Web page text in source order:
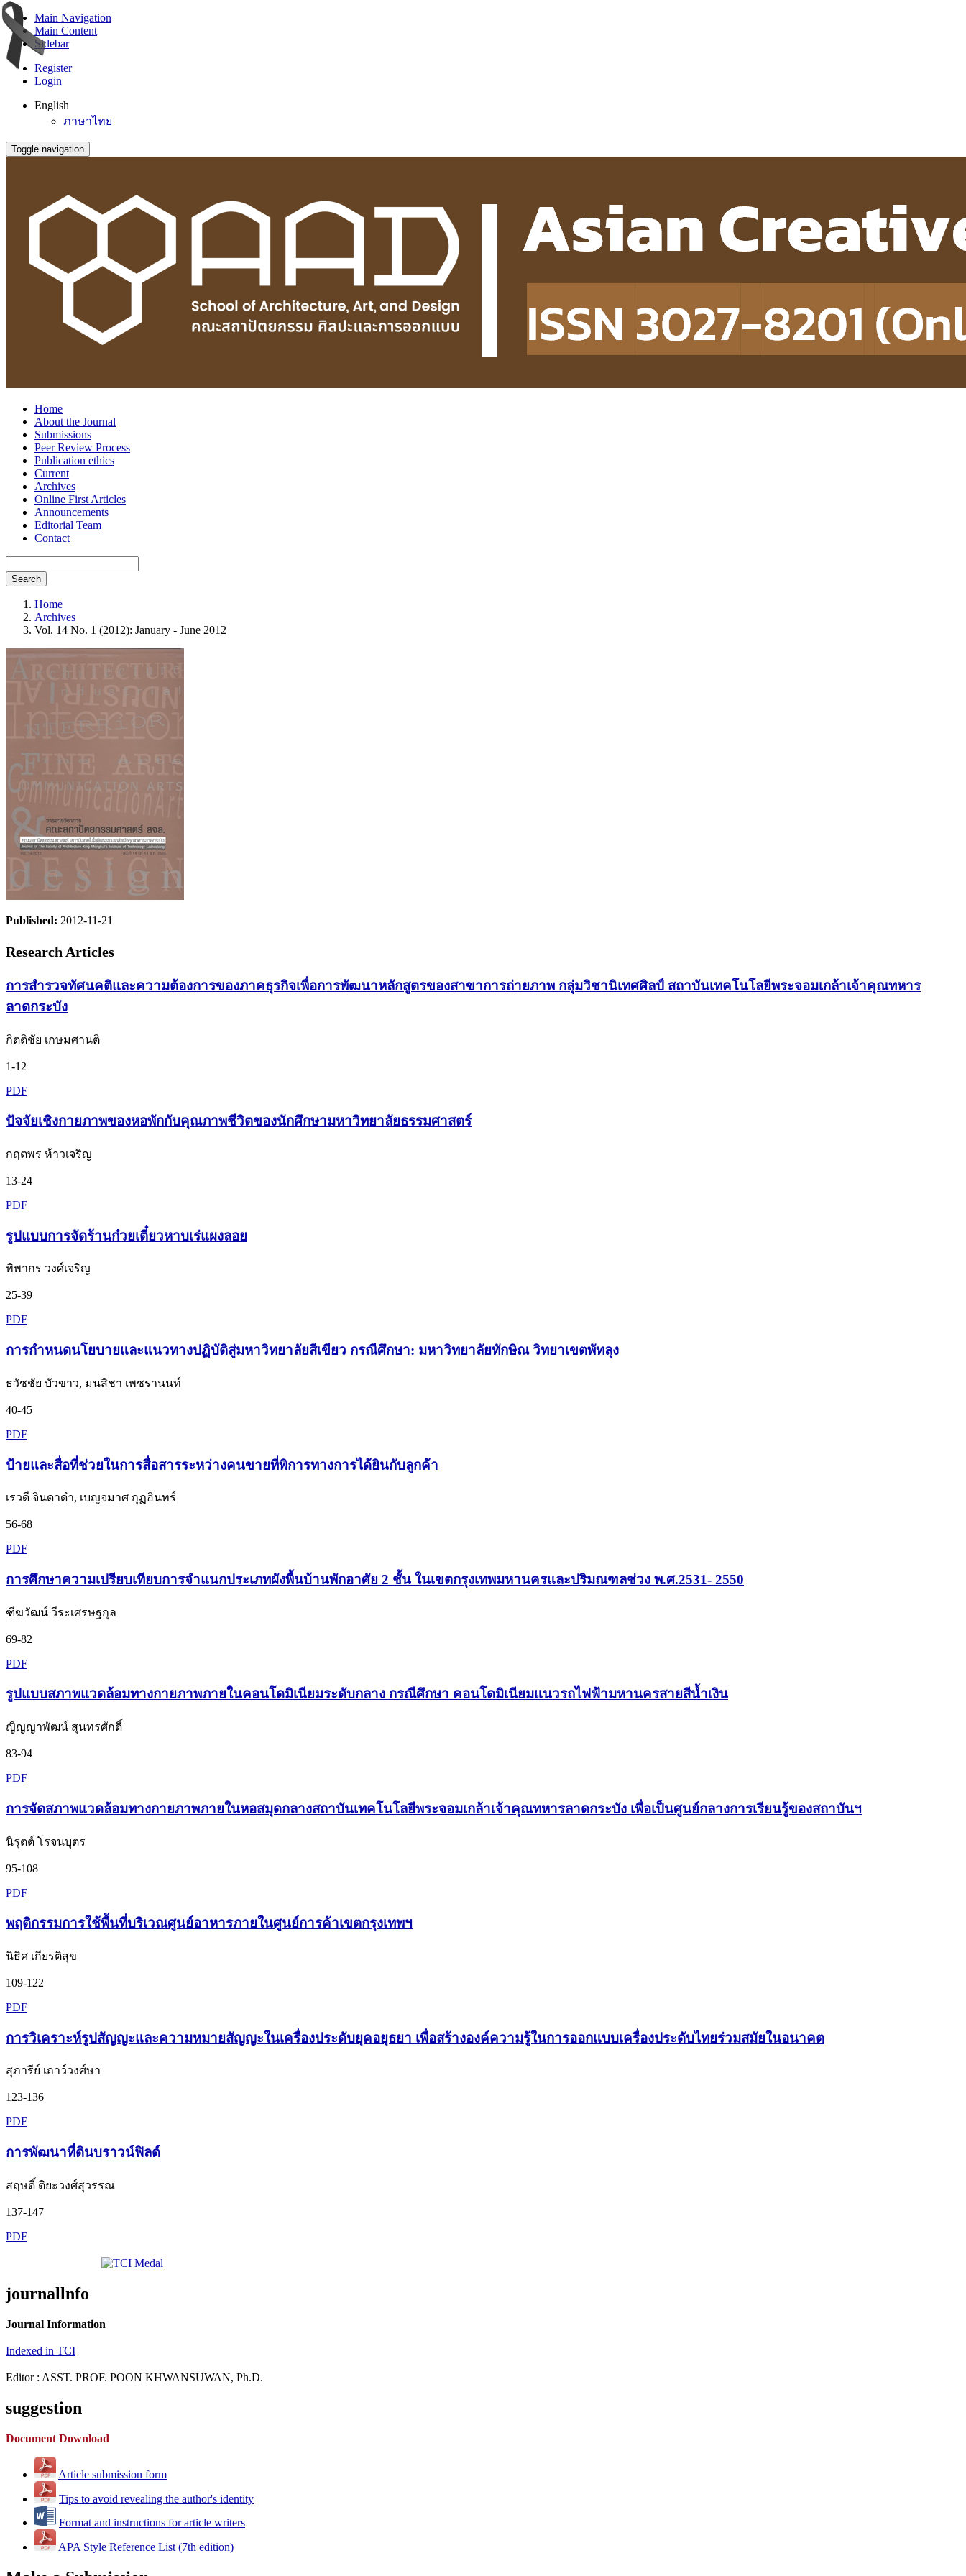
Main Navigation
Main Content
Sidebar
Register
Login
English
ภาษาไทย
Toggle navigation
Home
About the Journal
Submissions
Peer Review Process
Publication ethics
Current
Archives
Online First Articles
Announcements
Editorial Team
Contact
Search
Home
Archives
Vol. 14 No. 1 (2012): January - June 2012
Published: 2012-11-21
Research Articles
การสำรวจทัศนคติและความต้องการของภาคธุรกิจเพื่อการพัฒนาหลักสูตรของสาขาการถ่ายภาพ กลุ่มวิชานิเทศศิลป์ สถาบันเทคโนโลยีพระจอมเกล้าเจ้าคุณทหาร
ลาดกระบัง
กิตติชัย เกษมศานติ
1-12
PDF
ปัจจัยเชิงกายภาพของหอพักกับคุณภาพชีวิตของนักศึกษามหาวิทยาลัยธรรมศาสตร์
กฤตพร ห้าวเจริญ
13-24
PDF
รูปแบบการจัดร้านก๋วยเตี๋ยวหาบเร่แผงลอย
ทิพากร วงศ์เจริญ
25-39
PDF
การกำหนดนโยบายและแนวทางปฏิบัติสู่มหาวิทยาลัยสีเขียว กรณีศึกษา: มหาวิทยาลัยทักษิณ วิทยาเขตพัทลุง
ธวัชชัย บัวขาว, มนสิชา เพชรานนท์
40-45
PDF
ป้ายและสื่อที่ช่วยในการสื่อสารระหว่างคนขายที่พิการทางการได้ยินกับลูกค้า
เรวดี จินดาดำ, เบญจมาศ กุฏอินทร์
56-68
PDF
การศึกษาความเปรียบเทียบการจำแนกประเภทผังพื้นบ้านพักอาศัย 2 ชั้น ในเขตกรุงเทพมหานครและปริมณฑลช่วง พ.ศ.2531- 2550
ฑีฆวัฒน์ วีระเศรษฐกุล
69-82
PDF
รูปแบบสภาพแวดล้อมทางกายภาพภายในคอนโดมิเนียมระดับกลาง กรณีศึกษา คอนโดมิเนียมแนวรถไฟฟ้ามหานครสายสีน้ำเงิน
ญิญญาพัฒน์ สุนทรศักดิ์
83-94
PDF
การจัดสภาพแวดล้อมทางกายภาพภายในหอสมุดกลางสถาบันเทคโนโลยีพระจอมเกล้าเจ้าคุณทหารลาดกระบัง เพื่อเป็นศูนย์กลางการเรียนรู้ของสถาบันฯ
นิรุตต์ โรจนบุตร
95-108
PDF
พฤติกรรมการใช้พื้นที่บริเวณศูนย์อาหารภายในศูนย์การค้าเขตกรุงเทพฯ
นิธิศ เกียรติสุข
109-122
PDF
การวิเคราะห์รูปสัญญะและความหมายสัญญะในเครื่องประดับยุคอยุธยา เพื่อสร้างองค์ความรู้ในการออกแบบเครื่องประดับไทยร่วมสมัยในอนาคต
สุภารีย์ เถาว์วงศ์ษา
123-136
PDF
การพัฒนาที่ดินบราวน์ฟิลด์
สฤษดิ์ ติยะวงศ์สุวรรณ
137-147
PDF
journallnfo
Journal Information
Indexed in TCI
Editor : ASST. PROF. POON KHWANSUWAN, Ph.D.
suggestion
Document Download
Article submission form
Tips to avoid revealing the author's identity
Format and instructions for article writers
APA Style Reference List (7th edition)